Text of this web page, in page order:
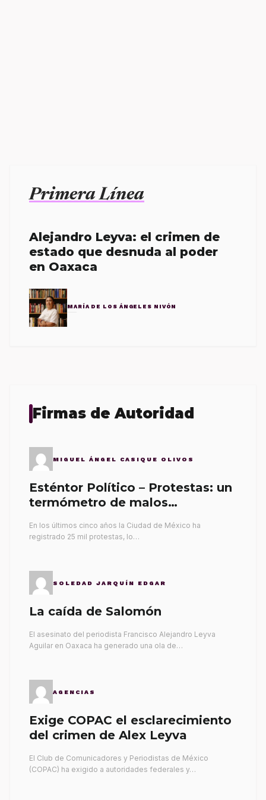
Primera Línea
Alejandro Leyva: el crimen de
estado que desnuda al poder
en Oaxaca
MARÍA DE LOS ÁNGELES NIVÓN
Firmas de Autoridad
MIGUEL ÁNGEL CASIQUE OLIVOS
Esténtor Político – Protestas: un
termómetro de malos
En los últimos cinco años la Ciudad de México ha
registrado 25 mil protestas, lo…
SOLEDAD JARQUÍN EDGAR
La caída de Salomón
El asesinato del periodista Francisco Alejandro Leyva
Aguilar en Oaxaca ha generado una ola de…
AGENCIAS
Exige COPAC el esclarecimiento
del crimen de Alex Leyva
El Club de Comunicadores y Periodistas de México
(COPAC) ha exigido a autoridades federales y…